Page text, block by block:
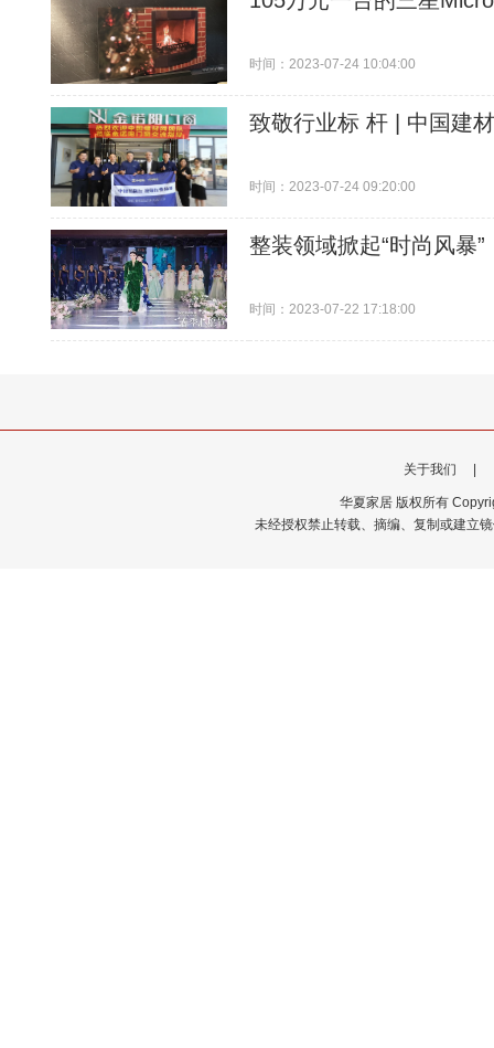
时间：2023-07-24 10:04:00
致敬行业标 杆 | 中国建
时间：2023-07-24 09:20:00
整装领域掀起“时尚风暴
时间：2023-07-22 17:18:00
关于我们
华夏家居 版权所有
未经授权禁止转载、摘编、复制或建立